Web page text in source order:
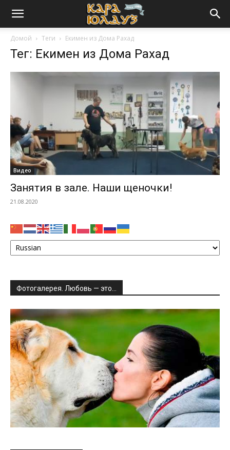
Домой Теги Екимен из Дома Рахад
Тег: Екимен из Дома Рахад
Видео
Занятия в зале. Наши щеночки!
21.08.2020
Фотогалерея. Любовь — это…